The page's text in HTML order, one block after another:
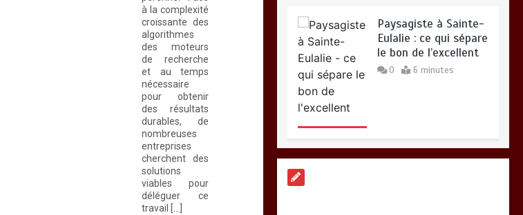
à la complexité
croissante des
algorithmes
des moteurs
de recherche
et au temps
nécessaire
pour obtenir
des résultats
durables, de
nombreuses
entreprises
cherchent des
solutions
viables pour
déléguer ce
travail […]
Paysagiste à Sainte-
Eulalie : ce qui sépare
le bon de l’excellent
0 6 minutes